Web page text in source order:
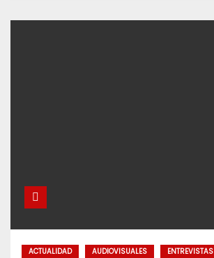
ACTUALIDAD AUDIOVISUALES ENTREVISTAS